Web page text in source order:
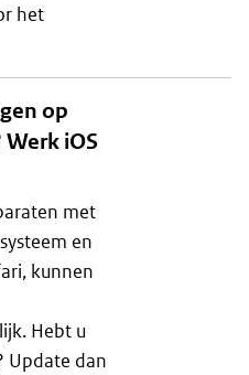
het
op
iOS
met
en
kunnen
Hebt u
Update dan